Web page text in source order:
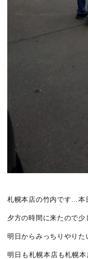
札幌本店の竹内です…本
夕方の時間に来たので少
明日からみっちりやりた
明日も札幌本店も札幌